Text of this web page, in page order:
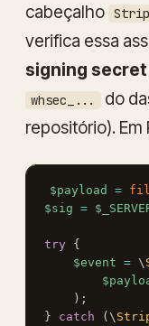
cabeçalho
verifica essa
signing secret
whsec_...
do
repositório). Em
$payload =
$sig =
try
{
$event = \
) ;
}
catch (\